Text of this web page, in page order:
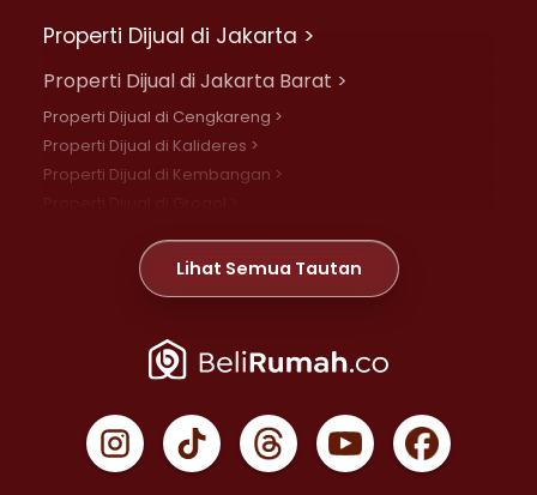
Properti Dijual di Jakarta >
Properti Dijual di Jakarta Barat >
Properti Dijual di Cengkareng >
Properti Dijual di Kalideres >
Properti Dijual di Kembangan >
Properti Dijual di Meruya >
Properti Dijual di Jelambar >
Properti Dijual di Jakarta Pusat >
Properti Dijual di Gambir >
Properti Dijual di Johar Baru >
Lihat Semua Tautan